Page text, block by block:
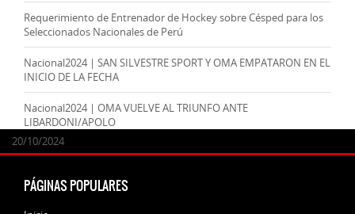
24/09/2025
Requerimiento de Entrenador de Hockey sobre Césped para los
Seleccionados Nacionales de Perú
07/11/2024
Nacional2024 | SAN SILVESTRE SPORT Y OMA EMPATARON EN EL
INICIO DE LA FECHA
20/10/2024
Nacional2024 | OMA VUELVE AL TRIUNFO ANTE
LIBARDONI/APOLO
20/10/2024
PÁGINAS POPULARES